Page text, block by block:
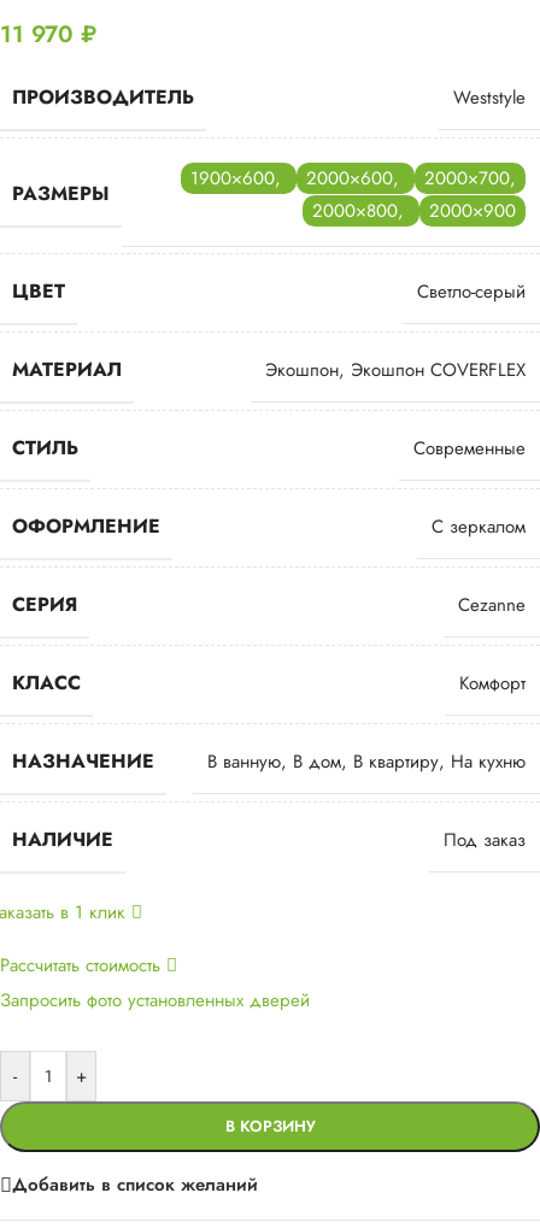
11 970 ₽
ПРОИЗВОДИТЕЛЬ Weststyle
РАЗМЕРЫ
1900×600, 2000×600, 2000×700,
2000×800, 2000×900
ЦВЕТ Светло-серый
МАТЕРИАЛ Экошпон, Экошпон COVERFLEX
СТИЛЬ Современные
ОФОРМЛЕНИЕ С зеркалом
СЕРИЯ Cezanne
КЛАСС Комфорт
НАЗНАЧЕНИЕ В ванную, В дом, В квартиру, На кухню
НАЛИЧИЕ Под заказ
в 1 клик
Рассчитать стоимость
Запросить фото установленных дверей
- +
В КОРЗИНУ
Добавить в список желаний